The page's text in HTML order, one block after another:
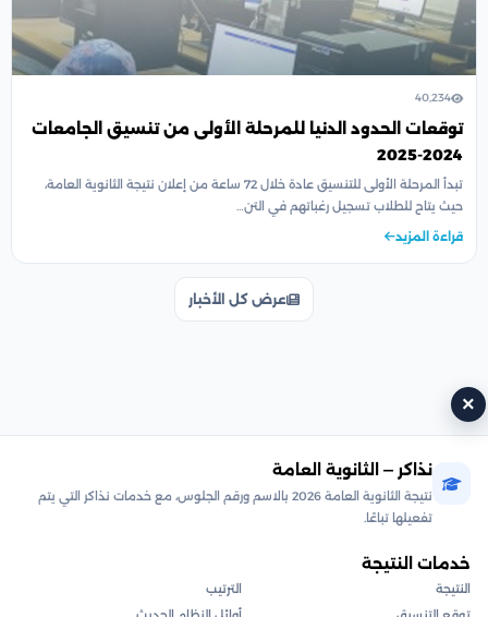
×
40,234
توقعات الحدود الدنيا للمرحلة الأولى من تنسيق الجامعات
2024-2025
تبدأ المرحلة الأولى للتنسيق عادة خلال 72 ساعة من إعلان نتيجة الثانوية العامة،
حيث يتاح للطلاب تسجيل رغباتهم في التن…
قراءة المزيد
عرض كل الأخبار
نذاكر — الثانوية العامة
نتيجة الثانوية العامة 2026 بالاسم ورقم الجلوس، مع خدمات نذاكر التي يتم
تفعيلها تباعًا.
خدمات النتيجة
النتيجة
الترتيب